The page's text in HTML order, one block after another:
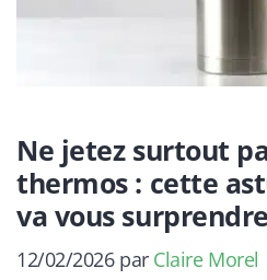
Ne jetez surtout
thermos : cette
va vous surprendre
12/02/2026 par Claire Morel